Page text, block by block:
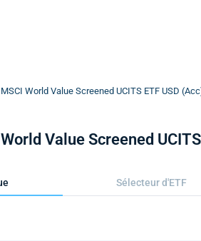
World Value Screened UCITS ETF USD
Value Screened
Sélecteur d'ETF